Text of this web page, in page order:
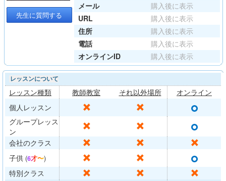
先生に質問する
メール
購入後に表示
URL
購入後に表示
住所
購入後に表示
電話
購入後に表示
オンラインID
購入後に表示
レッスンについて
レッスン種類 教師教室 それ以外場所
オンライン
個人レッスン
✕ ✕ ○
グループレッス
ン
✕ ✕ ○
会社のクラス ✕ ✕ ✕
子供 (6才〜) ✕ ✕ ○
特別クラス ✕ ✕ ✕